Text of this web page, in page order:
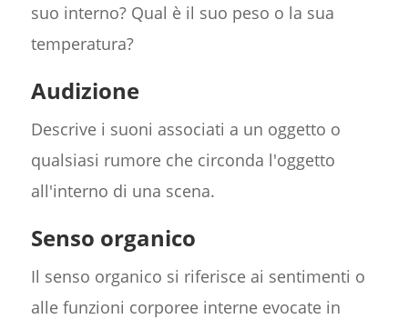
suo interno? Qual è il suo peso o la sua
temperatura?
Audizione
Descrive i suoni associati a un oggetto o
qualsiasi rumore che circonda l'oggetto
all'interno di una scena.
Senso organico
Il senso organico si riferisce ai sentimenti o
alle funzioni corporee interne evocate in